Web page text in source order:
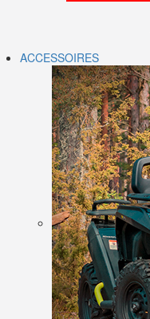
ACCESSOIRES